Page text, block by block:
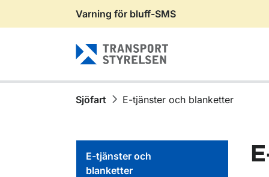
Gå till sidans innehåll
Varning för bluff-SMS
Sjöfart E-tjänster och blanketter
E-tjänster och
blanketter